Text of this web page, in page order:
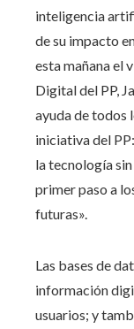
inteligencia
de su impacto
esta mañana el
Digital del PP,
ayuda de todos
iniciativa del
la tecnología
primer paso a
futuras».
Las bases de
información
usuarios; y